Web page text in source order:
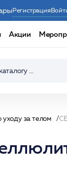
Регистрация
Акции
уходу за телом